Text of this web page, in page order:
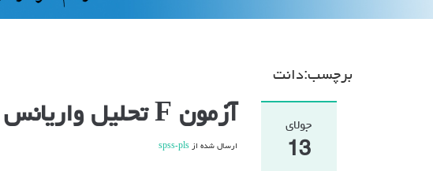
برچسب:دانت
جولای
13
آزمون F تحلیل واریانس یکطرفه / آنووا (ANOVA)
ارسال شده ازspss-pls